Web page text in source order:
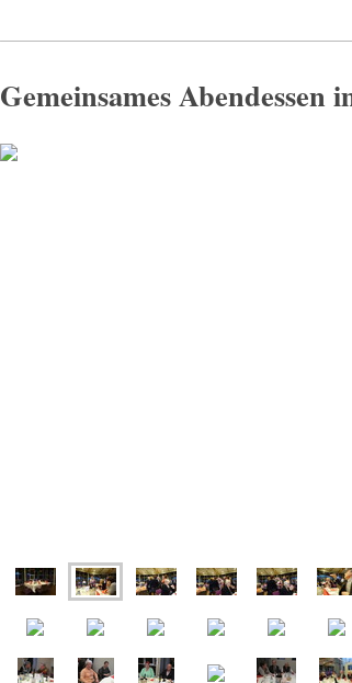
Gemeinsames Abendessen